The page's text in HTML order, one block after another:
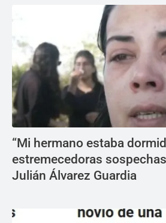
“Mi hermano estaba
estremecedoras
Julián Álvarez Guardia